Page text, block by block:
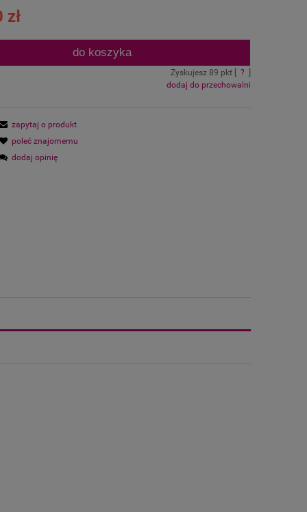
zł
do koszyka
Zyskujesz 89 pkt [ ?
dodaj do przechowalni
zapytaj o produkt
poleć znajomemu
dodaj opinię